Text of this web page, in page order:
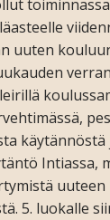
uuten
Intiassa,
5. luokalle